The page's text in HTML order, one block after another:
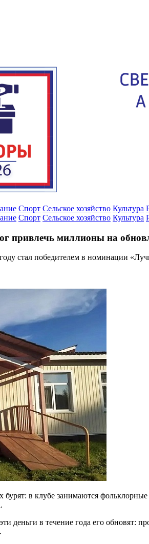
Спорт Сельское хозяйство Культура
Спорт Сельское хозяйство Культура
привлечь миллионы на
стал победителем в номинации
в клубе занимаются
деньги в течение года его обновят: